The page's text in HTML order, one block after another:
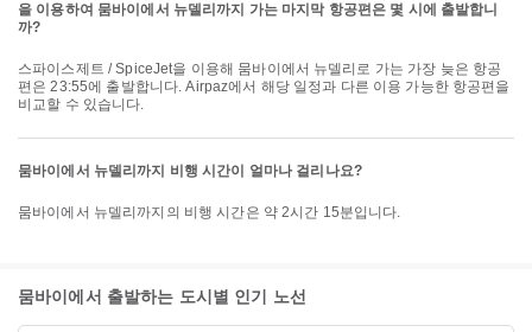
을 이용하여 뭄바이에서 뉴델리까지 가는 마지막 항공편은 몇 시에 출발합니
까?
스파이스제트 / SpiceJet을 이용해 뭄바이에서 뉴델리로 가는 가장 늦은 항공
편은 23:55에 출발합니다. Airpaz에서 해당 일정과 다른 이용 가능한 항공편을
비교할 수 있습니다.
뭄바이에서 뉴델리까지 비행 시간이 얼마나 걸리나요?
뭄바이에서 뉴델리까지의 비행 시간은 약 2시간 15분입니다.
뭄바이에서 출발하는 도시별 인기 노선